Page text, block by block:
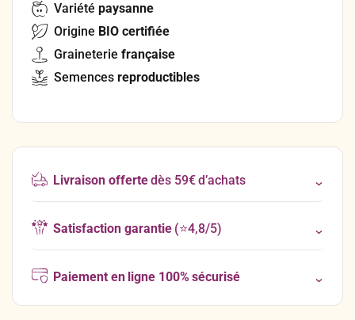
Variété paysanne
Origine BIO certifiée
Graineterie française
Semences reproductibles
Livraison offertedès 59€ d’achats
Satisfaction garantie(⭐4,8/5)
Paiement en ligne 100% sécurisé